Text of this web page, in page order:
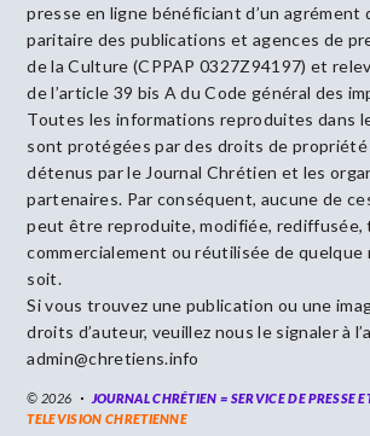
presse en ligne bénéficiant d’un agrément
paritaire des publications et agences de
de la Culture (CPPAP 0327Z94197) et
de l’article 39 bis A du Code général des
Toutes les informations reproduites dans
sont protégées par des droits de
détenus par le Journal Chrétien et les
partenaires. Par conséquent, aucune de
peut être reproduite, modifiée,
commercialement ou réutilisée de quelque
soit.
Si vous trouvez une publication ou une
droits d’auteur, veuillez nous le signaler à
admin@chretiens.info
© 2026 JOURNAL CHRÉTIEN = SERVICE DE PRESSE
TELEVISION CHRETIENNE